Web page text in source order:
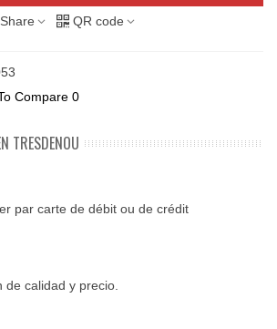
Share QR code
Compare 0
TRESDENOU
par carte de débit ou de crédit
de calidad y precio.